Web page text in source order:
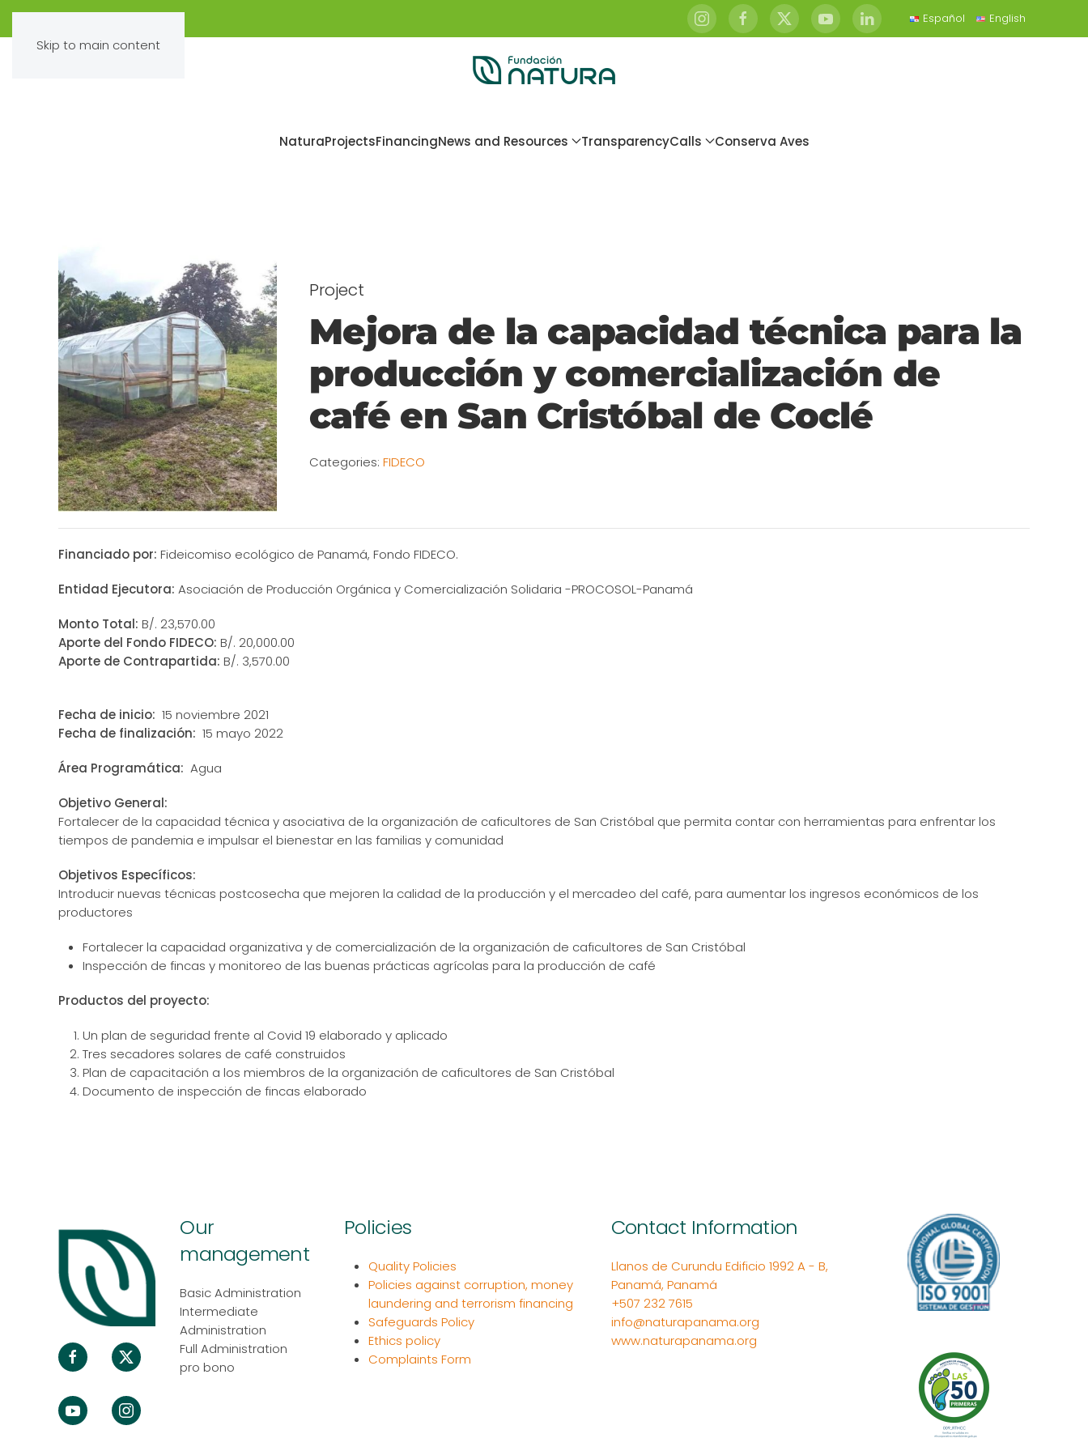
Skip to main content
Español English
NaturaProjectsFinancingNews and Resources TransparencyCalls Conserva Aves
Project
Mejora de la capacidad técnica para la
producción y comercialización de
café en San Cristóbal de Coclé
Categories: FIDECO
Financiado por: Fideicomiso ecológico de Panamá, Fondo FIDECO.
Entidad Ejecutora: Asociación de Producción Orgánica y Comercialización Solidaria -PROCOSOL-Panamá
Monto Total: B/. 23,570.00
Aporte del Fondo FIDECO: B/. 20,000.00
Aporte de Contrapartida: B/. 3,570.00
Fecha de inicio: 15 noviembre 2021
Fecha de finalización: 15 mayo 2022
Área Programática: Agua
Objetivo General:
Fortalecer de la capacidad técnica y asociativa de la organización de caficultores de San Cristóbal que permita contar con herramientas para enfrentar los
tiempos de pandemia e impulsar el bienestar en las familias y comunidad
Objetivos Específicos:
Introducir nuevas técnicas postcosecha que mejoren la calidad de la producción y el mercadeo del café, para aumentar los ingresos económicos de los
productores
Fortalecer la capacidad organizativa y de comercialización de la organización de caficultores de San Cristóbal
Inspección de fincas y monitoreo de las buenas prácticas agrícolas para la producción de café
Productos del proyecto:
Un plan de seguridad frente al Covid 19 elaborado y aplicado
Tres secadores solares de café construidos
Plan de capacitación a los miembros de la organización de caficultores de San Cristóbal
Documento de inspección de fincas elaborado
Our
management
Basic Administration
Intermediate
Administration
Full Administration
pro bono
Policies
Quality Policies
Policies against corruption, money
laundering and terrorism financing
Safeguards Policy
Ethics policy
Complaints Form
Contact Information
Llanos de Curundu Edificio 1992 A - B,
Panamá, Panamá
+507 232 7615
info@naturapanama.org
www.naturapanama.org